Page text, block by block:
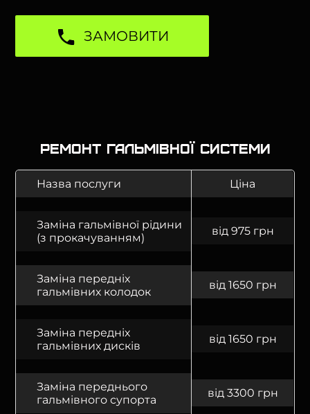
ЗАМОВИТИ
Ремонт гальмівної системи
Назва послуги Ціна
Заміна гальмівної рідини
(з прокачуванням)
від 975 грн
Заміна передніх
гальмівних колодок
від 1650 грн
Заміна передніх
гальмівних дисків
від 1650 грн
Заміна переднього
гальмівного супорта
від 3300 грн